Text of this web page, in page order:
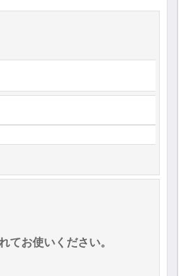
てお使いください。